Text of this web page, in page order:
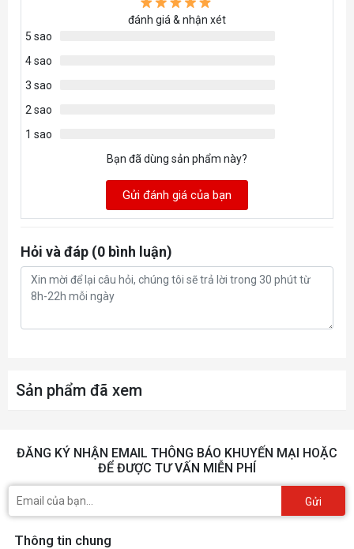
đánh giá & nhận xét
5 sao
4 sao
3 sao
2 sao
1 sao
Bạn đã dùng sản phẩm này?
Gửi đánh giá của bạn
Hỏi và đáp (0 bình luận)
Sản phẩm đã xem
ĐĂNG KÝ NHẬN EMAIL THÔNG BÁO KHUYẾN MẠI HOẶC
ĐỂ ĐƯỢC TƯ VẤN MIỄN PHÍ
Gửi
Thông tin chung